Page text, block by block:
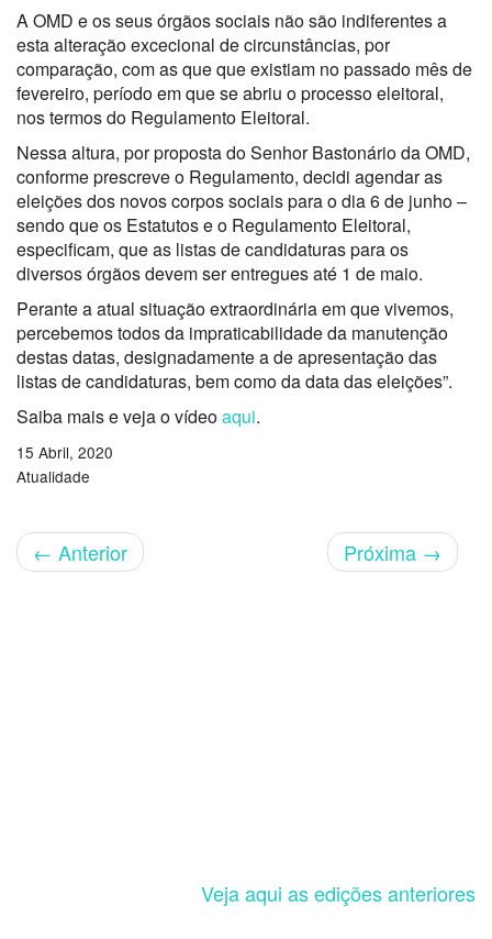
A OMD e os seus órgãos sociais não são indiferentes a
esta alteração excecional de circunstâncias, por
comparação, com as que que existiam no passado mês de
fevereiro, período em que se abriu o processo eleitoral,
nos termos do Regulamento Eleitoral.
Nessa altura, por proposta do Senhor Bastonário da OMD,
conforme prescreve o Regulamento, decidi agendar as
eleições dos novos corpos sociais para o dia 6 de junho –
sendo que os Estatutos e o Regulamento Eleitoral,
especificam, que as listas de candidaturas para os
diversos órgãos devem ser entregues até 1 de maio.
Perante a atual situação extraordinária em que vivemos,
percebemos todos da impraticabilidade da manutenção
destas datas, designadamente a de apresentação das
listas de candidaturas, bem como da data das eleições”.
Saiba mais e veja o vídeoaqui.
15 Abril, 2020
Atualidade
← Anterior Próxima →
Veja aqui as edições anteriores